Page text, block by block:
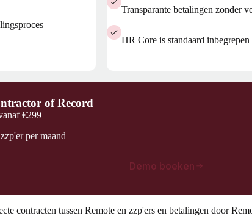
Transparante betalingen zonder
HR Core is standaard inbegrepen
of Record
€299
per maand
Demo boeken
contracten tussen Remote en zzp'ers en betalingen door